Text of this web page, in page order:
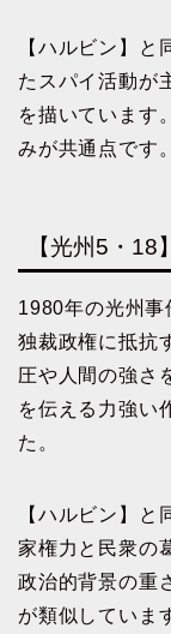
【ハルビン】と
たスパイ活動が
を描いています
みが共通点です。
【光州5・18
1980年の光州事
独裁政権に抵抗
圧や人間の強さ
を伝える力強い
た。
【ハルビン】と
家権力と民衆の
政治的背景の重
が類似していま